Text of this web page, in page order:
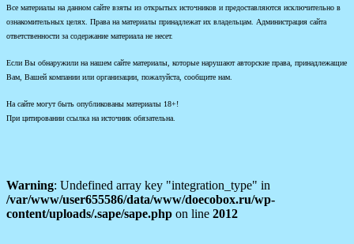
Все материалы на данном сайте взяты из открытых источников и предоставляются исключительно в
ознакомительных целях. Права на материалы принадлежат их владельцам. Администрация сайта
ответственности за содержание материала не несет.
Если Вы обнаружили на нашем сайте материалы, которые нарушают авторские права, принадлежащие
Вам, Вашей компании или организации, пожалуйста, сообщите нам.
На сайте могут быть опубликованы материалы 18+!
При цитировании ссылка на источник обязательна.
Warning: Undefined array key "integration_type" in
/var/www/user655586/data/www/doecobox.ru/wp-
content/uploads/.sape/sape.php on line 2012